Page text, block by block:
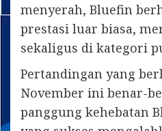
menyerah, Bluefin
prestasi luar biasa,
sekaligus di kategori
Pertandingan yang
November ini benar-
panggung kehebatan